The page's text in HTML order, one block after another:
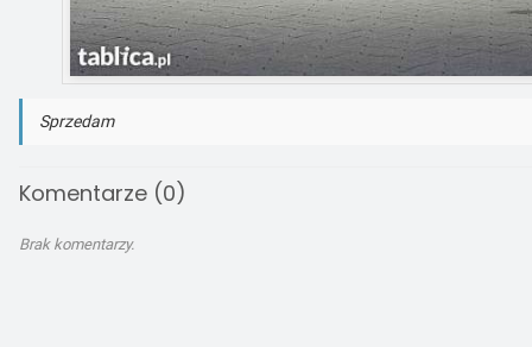
Sprzedam
Komentarze (0)
Brak komentarzy.